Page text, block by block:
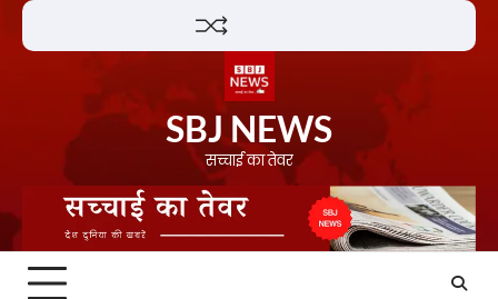
Skip
SBJ NEWS
सच्चाई का तेवर